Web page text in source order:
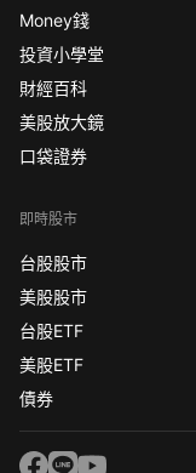
Money錢
投資小學堂
財經百科
美股放大鏡
口袋證券
即時股市
台股股市
美股股市
台股ETF
美股ETF
債券